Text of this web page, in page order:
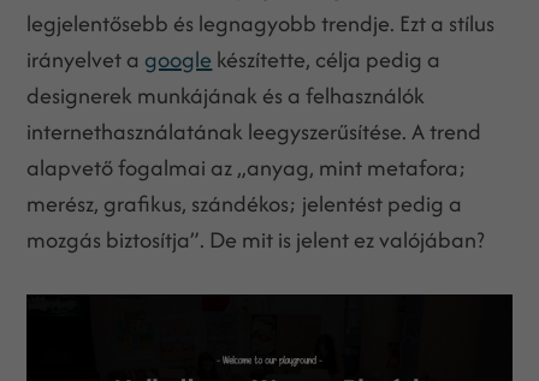
legjelentősebb és legnagyobb trendje. Ezt a stílus
irányelvet a google készítette, célja pedig a
designerek munkájának és a felhasználók
internethasználatának leegyszerűsítése. A trend
alapvető fogalmai az „anyag, mint metafora;
merész, grafikus, szándékos; jelentést pedig a
mozgás biztosítja”. De mit is jelent ez valójában?